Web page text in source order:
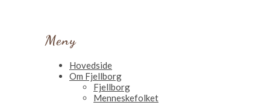
Meny
Hovedside
Om Fjellborg
Fjellborg
Menneskefolket